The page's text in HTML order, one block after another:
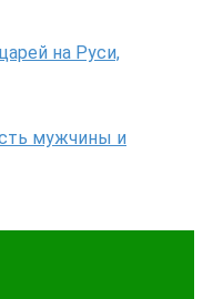
на Руси,
мужчины и